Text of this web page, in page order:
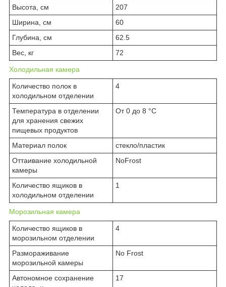
Высота, см
207
Ширина, см
60
Глубина, см
62.5
Вес, кг
72
Холодильная камера
Количество полок в
холодильном отделении
4
Температура в отделении
для хранения свежих
пищевых продуктов
От 0 до 8 °C
Материал полок
стекло/пластик
Оттаивание холодильной
камеры
NoFrost
Количество ящиков в
холодильном отделении
1
Морозильная камера
Количество ящиков в
морозильном отделении
4
Размораживание
морозильной камеры
No Frost
Автономное сохранение
17